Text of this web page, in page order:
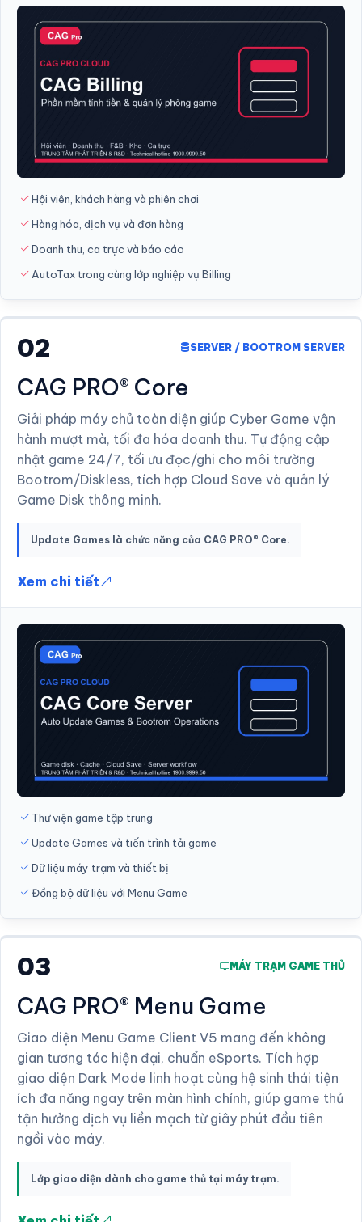
Hội viên, khách hàng và phiên chơi
Hàng hóa, dịch vụ và đơn hàng
Doanh thu, ca trực và báo cáo
AutoTax trong cùng lớp nghiệp vụ Billing
02 SERVER / BOOTROM SERVER
CAG PRO® Core
Giải pháp máy chủ toàn diện giúp Cyber Game vận
hành mượt mà, tối đa hóa doanh thu. Tự động cập
nhật game 24/7, tối ưu đọc/ghi cho môi trường
Bootrom/Diskless, tích hợp Cloud Save và quản lý
Game Disk thông minh.
Update Games là chức năng của CAG PRO® Core.
Xem chi tiết
Thư viện game tập trung
Update Games và tiến trình tải game
Dữ liệu máy trạm và thiết bị
Đồng bộ dữ liệu với Menu Game
03 MÁY TRẠM GAME THỦ
CAG PRO® Menu Game
Giao diện Menu Game Client V5 mang đến không
gian tương tác hiện đại, chuẩn eSports. Tích hợp
giao diện Dark Mode linh hoạt cùng hệ sinh thái tiện
ích đa năng ngay trên màn hình chính, giúp game thủ
tận hưởng dịch vụ liền mạch từ giây phút đầu tiên
ngồi vào máy.
Lớp giao diện dành cho game thủ tại máy trạm.